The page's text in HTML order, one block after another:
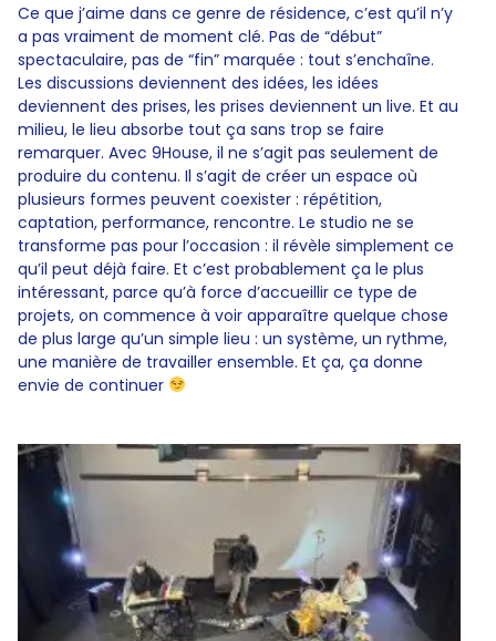
Ce que j’aime dans ce genre de résidence, c’est qu’il n’y
a pas vraiment de moment clé. Pas de “début”
spectaculaire, pas de “fin” marquée : tout s’enchaîne.
Les discussions deviennent des idées, les idées
deviennent des prises, les prises deviennent un live. Et au
milieu, le lieu absorbe tout ça sans trop se faire
remarquer. Avec 9House, il ne s’agit pas seulement de
produire du contenu. Il s’agit de créer un espace où
plusieurs formes peuvent coexister : répétition,
captation, performance, rencontre. Le studio ne se
transforme pas pour l’occasion : il révèle simplement ce
qu’il peut déjà faire. Et c’est probablement ça le plus
intéressant, parce qu’à force d’accueillir ce type de
projets, on commence à voir apparaître quelque chose
de plus large qu’un simple lieu : un système, un rythme,
une manière de travailler ensemble. Et ça, ça donne
envie de continuer